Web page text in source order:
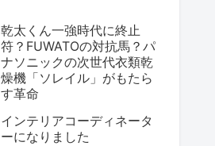
乾太くん一強時代に終止
符？FUWATOの対抗馬？パ
ナソニックの次世代衣類乾
燥機「ソレイル」がもたら
す革命
インテリアコーディネータ
ーになりました